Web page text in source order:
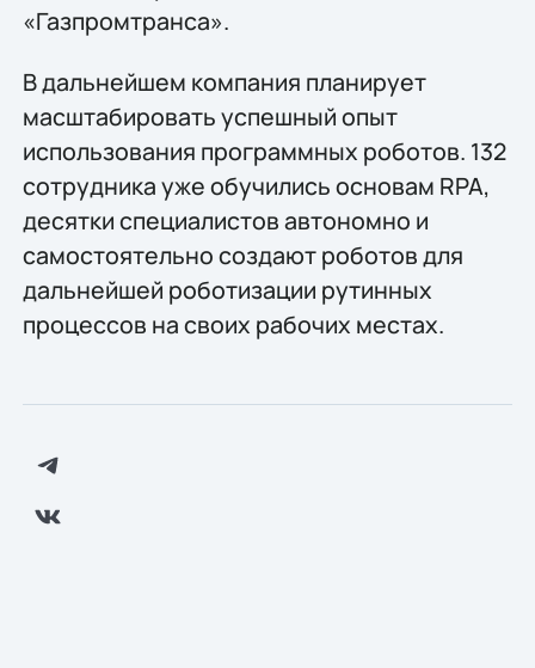
«Газпромтранса».
В дальнейшем компания планирует
масштабировать успешный опыт
использования программных роботов. 132
сотрудника уже обучились основам RPA,
десятки специалистов автономно и
самостоятельно создают роботов для
дальнейшей роботизации рутинных
процессов на своих рабочих местах.